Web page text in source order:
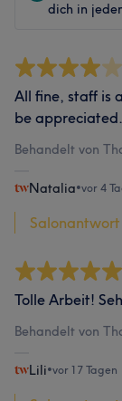
dich in
All fine, staff is
be appreciated.
Behandelt von
Natalia•vor 4
Tolle Arbeit!
Behandelt von
Lili•vor 17 Tagen